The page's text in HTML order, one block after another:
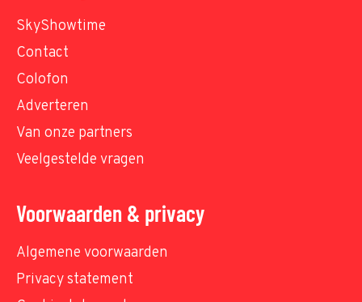
SkyShowtime
Contact
Colofon
Adverteren
Van onze partners
Veelgestelde vragen
Voorwaarden & privacy
Algemene voorwaarden
Privacy statement